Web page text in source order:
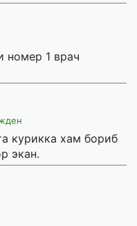
номер 1 врач
курикка хам бориб
экан.